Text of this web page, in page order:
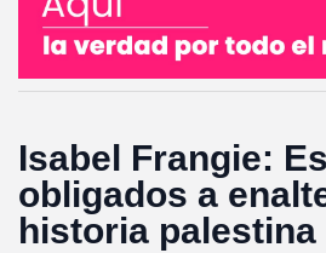
Isabel Frangie:
obligados a
historia palestina